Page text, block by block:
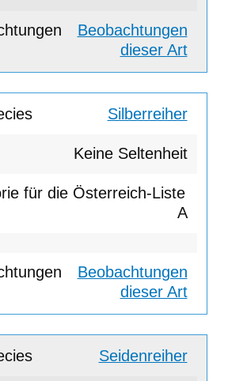
Beobachtungen
dieser Art
Silberreiher
Keine Seltenheit
A
Beobachtungen
dieser Art
Seidenreiher